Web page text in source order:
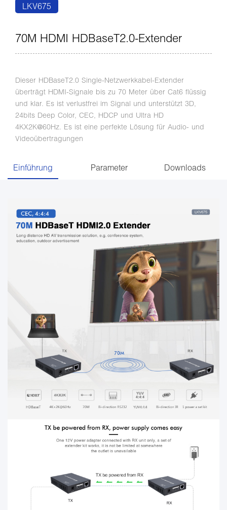
LKV675
70M HDMI HDBaseT2.0-Extender
Dieser HDBaseT2.0 Single-Netzwerkkabel-Extender
überträgt HDMI-Signale bis zu 70 Meter über Cat6 flüssig
und klar. Es ist verlustfrei im Signal und unterstützt 3D,
24bits Deep Color, CEC, HDCP und Ultra HD
4KX2K@60Hz. Es ist eine perfekte Lösung für Audio- und
Videoübertragungen
Einführung Parameter Downloads